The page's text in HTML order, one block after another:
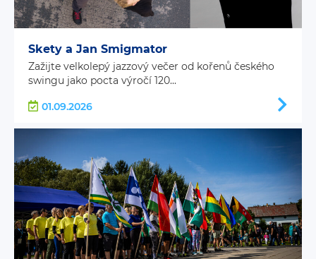
Skety a Jan Smigmator
Zažijte velkolepý jazzový večer od kořenů českého
swingu jako pocta výročí 120...
01.09.2026